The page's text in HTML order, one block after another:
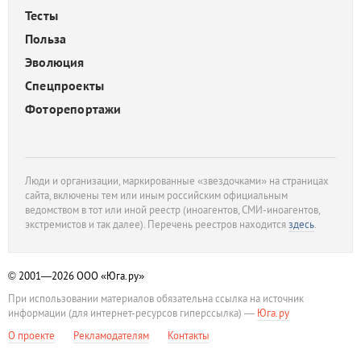
Тесты
Польза
Эволюция
Спецпроекты
Фоторепортажи
Люди и организации, маркированные «звездочками» на страницах
сайта, включены тем или иным российским официальным
ведомством в тот или иной реестр (иноагентов, СМИ-иноагентов,
экстремистов и так далее). Перечень реестров находитсяздесь.
© 2001—2026ООО «Юга.ру»
При использовании материалов обязательна ссылка на источник
информации (для интернет-ресурсов гиперссылка) — Юга.ру
О проекте
Рекламодателям Контакты